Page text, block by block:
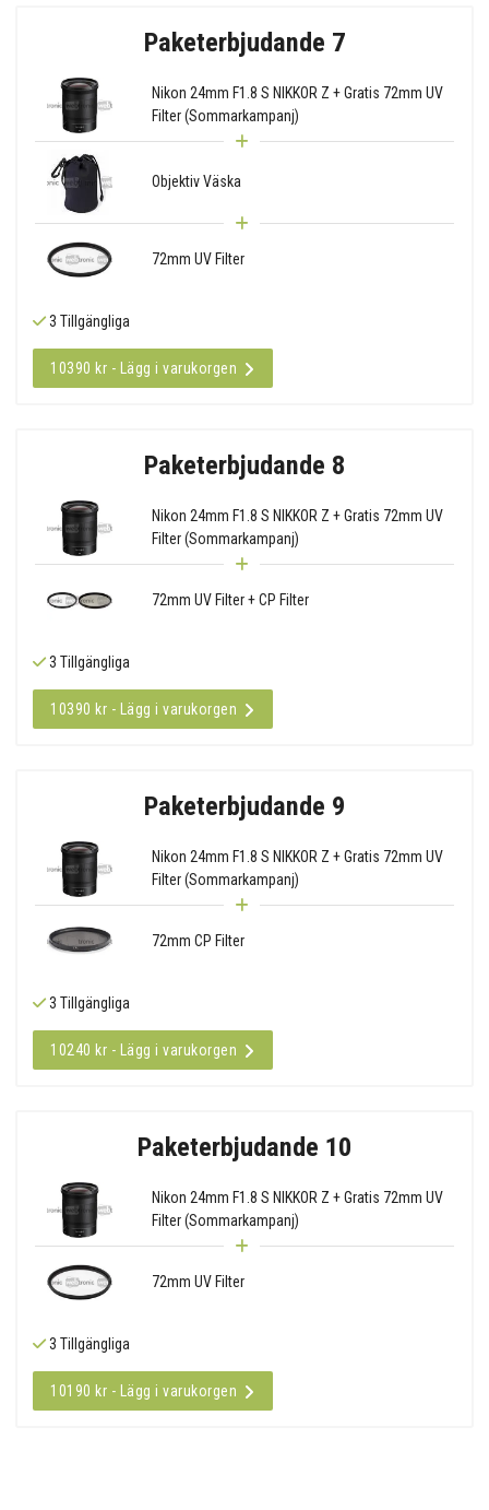
Paketerbjudande 7
Nikon 24mm F1.8 S NIKKOR Z + Gratis 72mm UV
Filter (Sommarkampanj)
Objektiv Väska
72mm UV Filter
3 Tillgängliga
10390 kr - Lägg i varukorgen
Paketerbjudande 8
Nikon 24mm F1.8 S NIKKOR Z + Gratis 72mm UV
Filter (Sommarkampanj)
72mm UV Filter + CP Filter
3 Tillgängliga
10390 kr - Lägg i varukorgen
Paketerbjudande 9
Nikon 24mm F1.8 S NIKKOR Z + Gratis 72mm UV
Filter (Sommarkampanj)
72mm CP Filter
3 Tillgängliga
10240 kr - Lägg i varukorgen
Paketerbjudande 10
Nikon 24mm F1.8 S NIKKOR Z + Gratis 72mm UV
Filter (Sommarkampanj)
72mm UV Filter
3 Tillgängliga
10190 kr - Lägg i varukorgen